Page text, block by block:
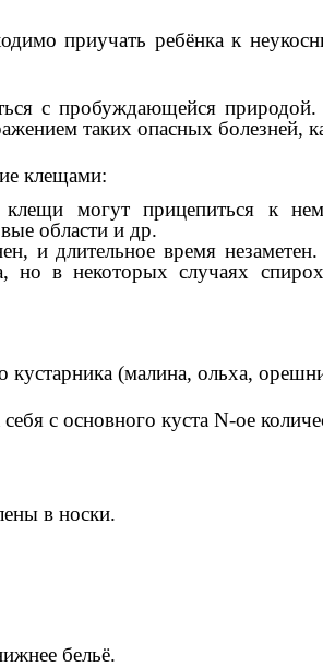
приучать ребёнка к
с пробуждающейся
таких опасных болезней,
клещами:
могут прицепиться к
области и др.
и длительное время
в некоторых случаях
кустарника (малина, ольха,
с основного куста N-ое
в носки.
бельё.